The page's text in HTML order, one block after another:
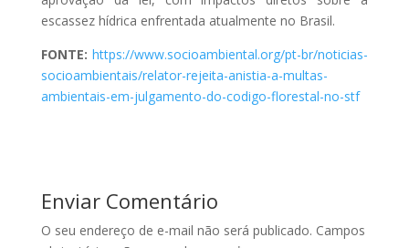
escassez hídrica enfrentada atualmente no Brasil.
FONTE: https://www.socioambiental.org/pt-br/noticias-
socioambientais/relator-rejeita-anistia-a-multas-
ambientais-em-julgamento-do-codigo-florestal-no-stf
Enviar Comentário
O seu endereço de e-mail não será publicado. Campos